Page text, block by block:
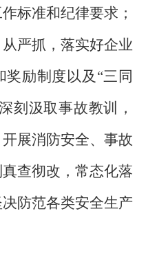
标准和纪律要求；
严抓，落实好企业
励制度以及“三同
刻汲取事故教训，
展消防安全、事故
查彻改，常态化落
防范各类安全生产